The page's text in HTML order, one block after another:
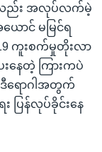
လည်း အလုပ်လက်မဲ့
ောင် မမြင်ရ
19 ကူးစက်မှုတိုးလာ
နေတဲ့ ကြားကပဲ
ရောဂါအတွက်
း ပြန်လုပ်ခိုင်းနေ